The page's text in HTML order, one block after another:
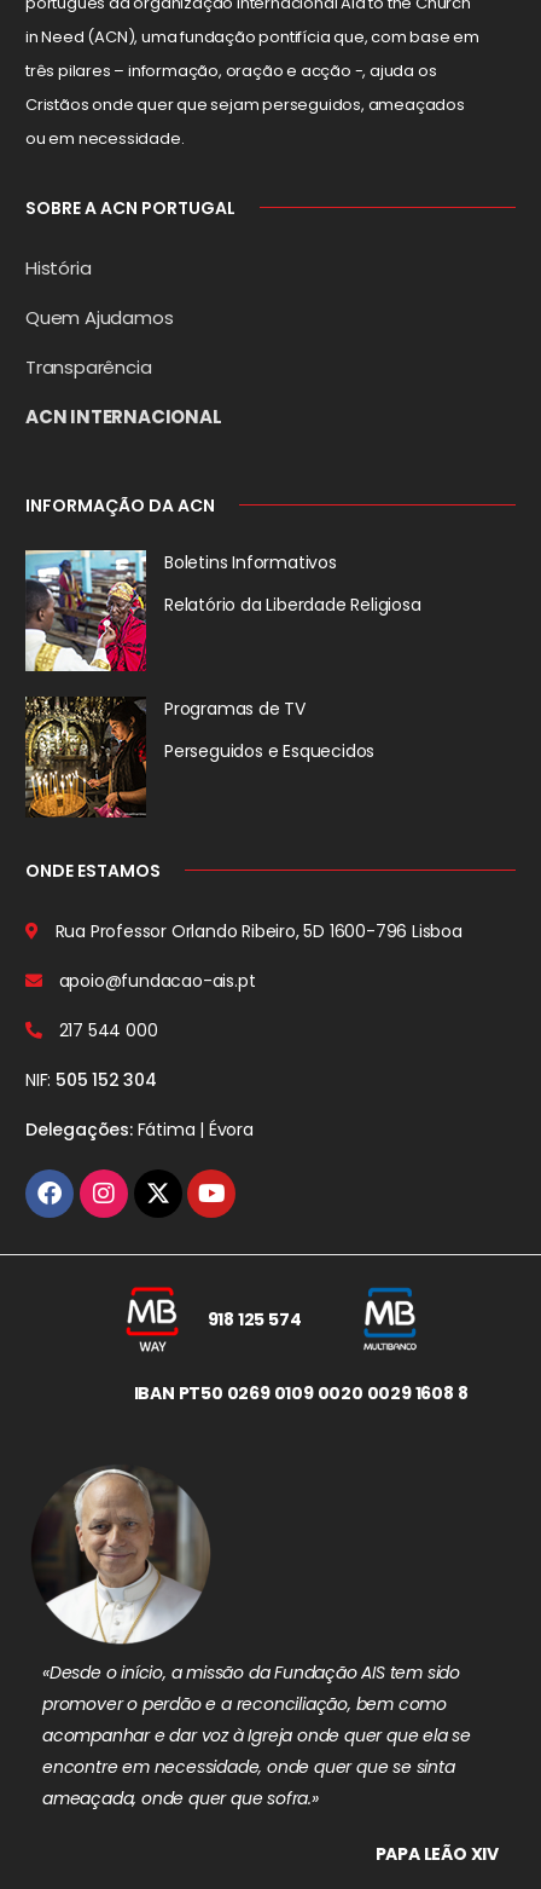
in Need (ACN), uma fundação pontifícia que, com base em
três pilares – informação, oração e acção -, ajuda os
Cristãos onde quer que sejam perseguidos, ameaçados
ou em necessidade.
SOBRE A ACN PORTUGAL
História
Quem Ajudamos
Transparência
ACN INTERNACIONAL
INFORMAÇÃO DA ACN
Boletins Informativos
Relatório da Liberdade Religiosa
Programas de TV
Perseguidos e Esquecidos
ONDE ESTAMOS
Rua Professor Orlando Ribeiro, 5D 1600-796 Lisboa
apoio@fundacao-ais.pt
217 544 000
NIF: 505 152 304
Delegações:Fátima | Évora
918 125 574
IBAN PT50 0269 0109 0020 0029 1608 8
«Desde o início, a missão da Fundação AIS tem sido
promover o perdão e a reconciliação, bem como
acompanhar e dar voz à Igreja onde quer que ela se
encontre em necessidade, onde quer que se sinta
ameaçada, onde quer que sofra.»
PAPA LEÃO XIV